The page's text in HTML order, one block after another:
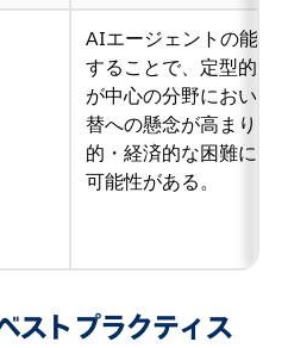
AIエージェントの能力
することで、定型的な
が中心の分野において
替への懸念が高まり、
的・経済的な困難につ
可能性がある。
ストプラクティス